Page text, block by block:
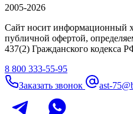
2005-2026
Сайт носит информационный
публичной офертой,
437(2) Гражданского кодекса
8 800 333-55-95
Заказать звонок
ast-